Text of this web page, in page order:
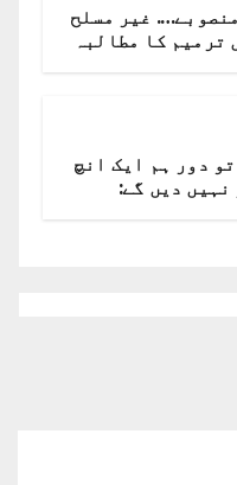
منصوبے…. غیر مسلح
ترمیم کا مطالبہ
دور ہم ایک انچ
نہیں دیں گے: